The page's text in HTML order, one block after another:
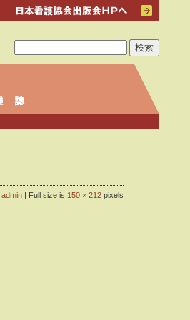
admin | Full size is 150 × 212 pixels